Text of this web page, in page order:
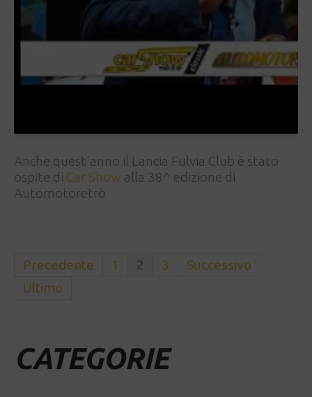
Anche quest'anno il Lancia Fulvia Club è stato
ospite di Car Show alla 38^ edizione di
Automotoretrò
Precedente 1 2 3
Successivo
Ultimo
CATEGORIE